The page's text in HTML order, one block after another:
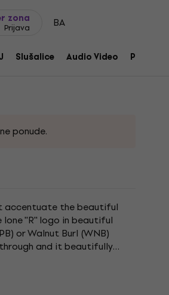
zona
Prijava BA
Slušalice Audio Video Pribor
case
ponude.
accentuate the beautiful
''R'' logo in beautiful
or Walnut Burl (WNB)
through and it beautifully